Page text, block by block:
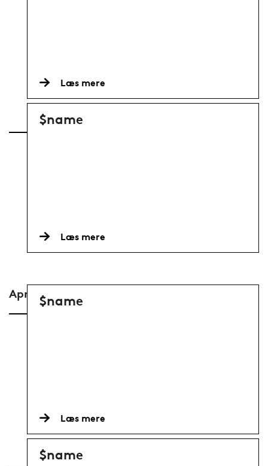
Læs mere
$name
Læs mere
April-June$name
Læs mere
$name